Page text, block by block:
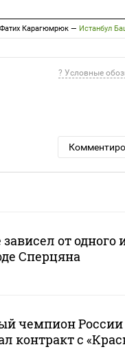
Фатих Карагюмрюк — Истанбул
? Условные
от одного
Сперцяна
чемпион
контракт с